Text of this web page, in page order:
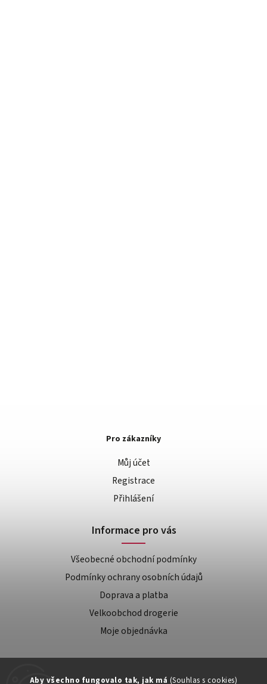
Aby všechno fungovalo tak, jak má (Souhlas s cookies)
Pro zákazníky
Můj účet
Registrace
Přihlášení
Informace pro vás
Všeobecné obchodní podmínky
Podmínky ochrany osobních údajů
Doprava a platba
Velkoobchod drogerie
Moje objednávka